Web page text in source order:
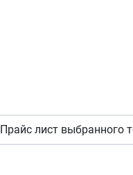
Прайс лист выбранного